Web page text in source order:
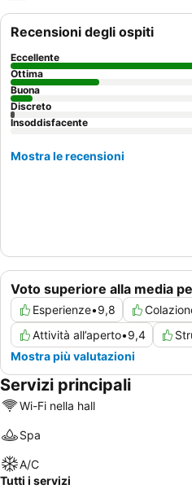
Voto superiore alla media
Esperienze•9,8
Attività all’aperto•9,4
Mostra più valutazioni
Recensioni degli ospiti
Eccellente
Ottima
Buona
Discreto
Insoddisfacente
Mostra le recensioni
Servizi principali
Wi-Fi nella hall
Spa
A/C
Tutti i servizi